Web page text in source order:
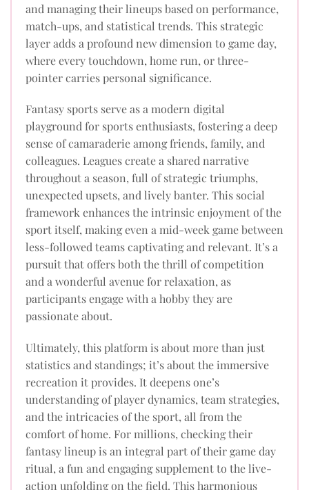
and managing their lineups based on performance,
match-ups, and statistical trends. This strategic
layer adds a profound new dimension to game day,
where every touchdown, home run, or three-
pointer carries personal significance.
Fantasy sports serve as a modern digital
playground for sports enthusiasts, fostering a deep
sense of camaraderie among friends, family, and
colleagues. Leagues create a shared narrative
throughout a season, full of strategic triumphs,
unexpected upsets, and lively banter. This social
framework enhances the intrinsic enjoyment of the
sport itself, making even a mid-week game between
less-followed teams captivating and relevant. It’s a
pursuit that offers both the thrill of competition
and a wonderful avenue for relaxation, as
participants engage with a hobby they are
passionate about.
Ultimately, this platform is about more than just
statistics and standings; it’s about the immersive
recreation it provides. It deepens one’s
understanding of player dynamics, team strategies,
and the intricacies of the sport, all from the
comfort of home. For millions, checking their
fantasy lineup is an integral part of their game day
ritual, a fun and engaging supplement to the live-
action unfolding on the field. This harmonious